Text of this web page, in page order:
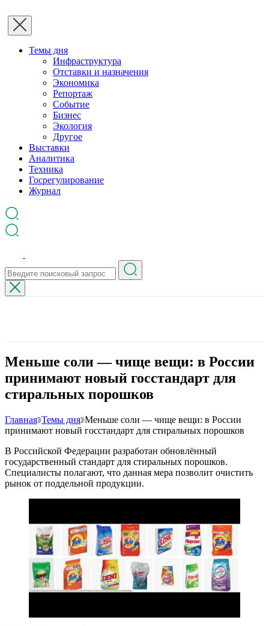
Темы дня
Инфраструктура
Отставки и назначения
Экономика
Репортаж
Событие
Бизнес
Экология
Другое
Выставки
Аналитика
Техника
Госрегулирование
Журнал
Меньше соли — чище вещи: в России
принимают новый госстандарт для
стиральных порошков
Главная Темы дня Меньше соли — чище вещи: в России
принимают новый госстандарт для стиральных порошков
В Российской Федерации разработан обновлённый
государственный стандарт для стиральных порошков.
Специалисты полагают, что данная мера позволит очистить
рынок от поддельной продукции.